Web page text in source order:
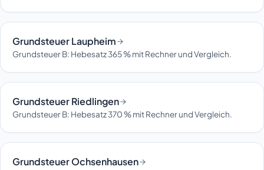
Grundsteuer Laupheim
Grundsteuer B: Hebesatz 365 % mit Rechner und Vergleich.
Grundsteuer Riedlingen
Grundsteuer B: Hebesatz 370 % mit Rechner und Vergleich.
Grundsteuer Ochsenhausen